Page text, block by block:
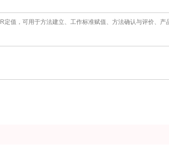
值，可用于方法建立、工作标准赋值、方法确认与评价、产